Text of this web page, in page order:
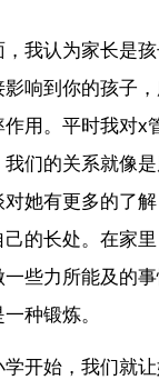
我认为家长是孩
响到你的孩子
用。平时我对x
们的关系就像
她有更多的了
的长处。在家
些力所能及的
种锻炼。
开始，我们就让